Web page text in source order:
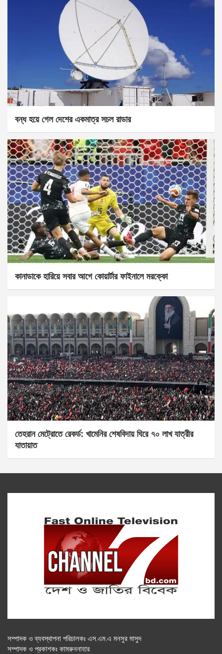
বন্ধ হয়ে গেল দেশের একমাত্র সচল রাডার
কানাডাকে হারিয়ে সবার আগে কোয়ার্টার ফাইনালে মরক্কো
তেহরান মেট্রোতে রেকর্ড: খামেনির শেষবিদায় ঘিরে ৭০ লাখ যাত্রীর
যাতায়াত
সম্পাদক ও ব্যবস্থাপনা পরিচালকঃ এস.এম.এ মনসুর মাসুদ
সম্পাদক ও প্রকাশকঃ কামরুননাহার